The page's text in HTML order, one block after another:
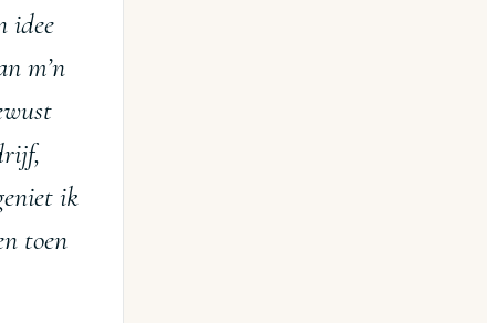
idee
m’n
ik
toen